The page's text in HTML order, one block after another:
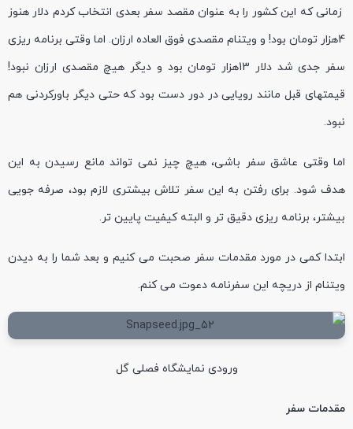
زمانی که این کشور را به عنوان مقصد سفر بعدی انتخاب کردم دلار هنوز
4هزار تومان بود! و ویتنام مقصدی فوق العاده ارزان. اما وقتی برنامه ریزی
سفر جدی شد دلار 13هزار تومان بود و دیگر هیچ مقصدی ارزان نبود!
قیمتهای قبل مانند رویایی در دور دست بود که حتی دیگر باورکردنی هم
نبود.
اما وقتی عاشق سفر باشی، هیچ چیز نمی تواند مانع رسیدن به این
هدف شود. برای رفتن به این سفر تلاش بیشتری لازم بود، صرفه جویی
بیشتر، برنامه ریزی دقیق تر و البته کیفیت پایین تر.
ابتدا کمی در مورد مقدمات سفر صحبت می کنیم و بعد شما را به دیدن
ویتنام از دریچه این سفرنامه دعوت می کنم.
ورودی نمایشگاه فصلی گل
مقدمات سفر